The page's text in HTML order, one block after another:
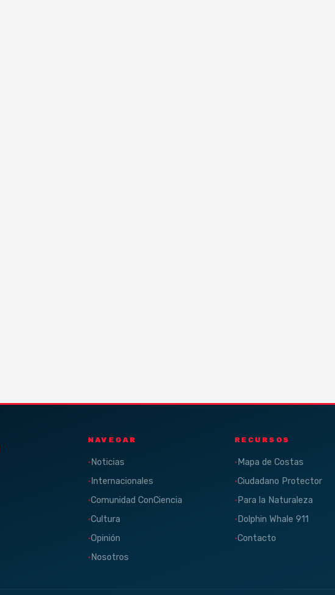
NAVEGAR
Noticias
Internacionales
Comunidad ConCiencia
Cultura
Opinión
Nosotros
RECURSOS
Mapa de Costas
Ciudadano Protector
Para la Naturaleza
Dolphin Whale 911
Contacto